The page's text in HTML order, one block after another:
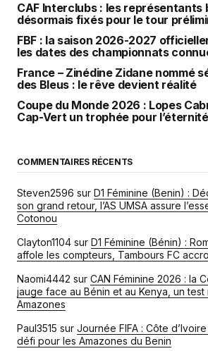
CAF Interclubs : les représentants
désormais fixés pour le tour
FBF : la saison 2026-2027
les dates des championnats
France – Zinédine Zidane nommé
des Bleus : le rêve devient réalité
Coupe du Monde 2026 : Lopes
Cap-Vert un trophée pour l’éternité
COMMENTAIRES RÉCENTS
Steven2596 sur D1 Féminine (Benin) :
son grand retour, l’AS UMSA assure
Cotonou
Clayton1104 sur D1 Féminine (Bénin) :
affole les compteurs, Tambours FC
Naomi4442 sur CAN Féminine 2026 : la
jauge face au Bénin et au Kenya, un
Amazones
Paul3515 sur Journée FIFA : Côte
défi pour les Amazones du Benin